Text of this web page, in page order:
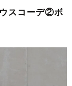
ウスコーデ②ボ